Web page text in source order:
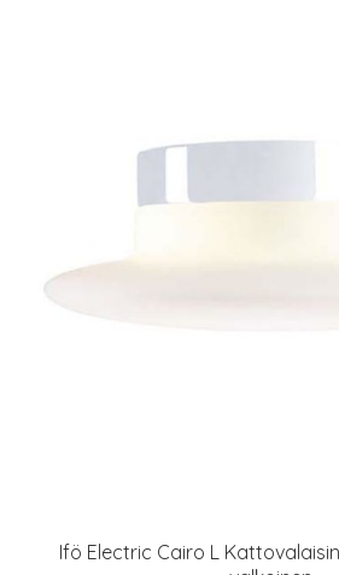
Ifö Electric Cairo L Kattovalaisin